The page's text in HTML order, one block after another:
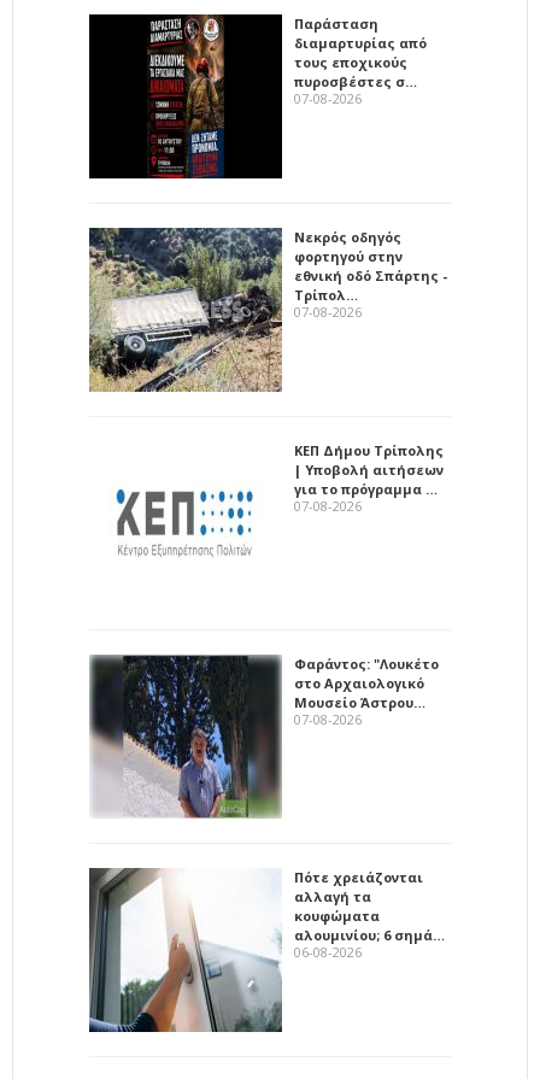
Παράσταση
διαμαρτυρίας από
τους εποχικούς
πυροσβέστες σ…
07-08-2026
Νεκρός οδηγός
φορτηγού στην
εθνική οδό Σπάρτης -
Τρίπολ…
07-08-2026
ΚΕΠ Δήμου Τρίπολης
| Υποβολή αιτήσεων
για το πρόγραμμα …
07-08-2026
Φαράντος: "Λουκέτο
στο Αρχαιολογικό
Μουσείο Άστρου…
07-08-2026
Πότε χρειάζονται
αλλαγή τα
κουφώματα
αλουμινίου; 6 σημά…
06-08-2026